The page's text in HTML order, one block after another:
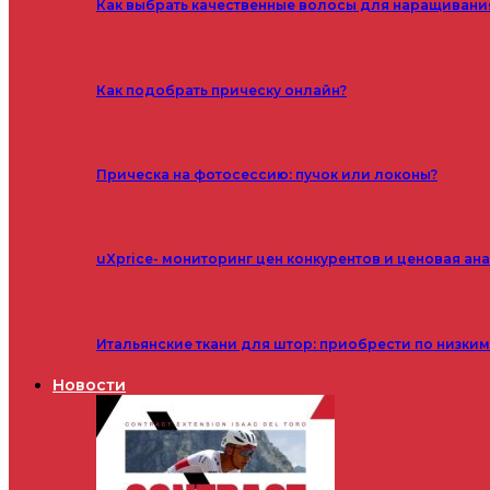
Как выбрать качественные волосы для
Как подобрать прическу онлайн?
Прическа на фотосессию: пучок или локоны?
uXprice- мониторинг цен конкурентов и ценовая
Итальянские ткани для штор: приобрести по
Новости